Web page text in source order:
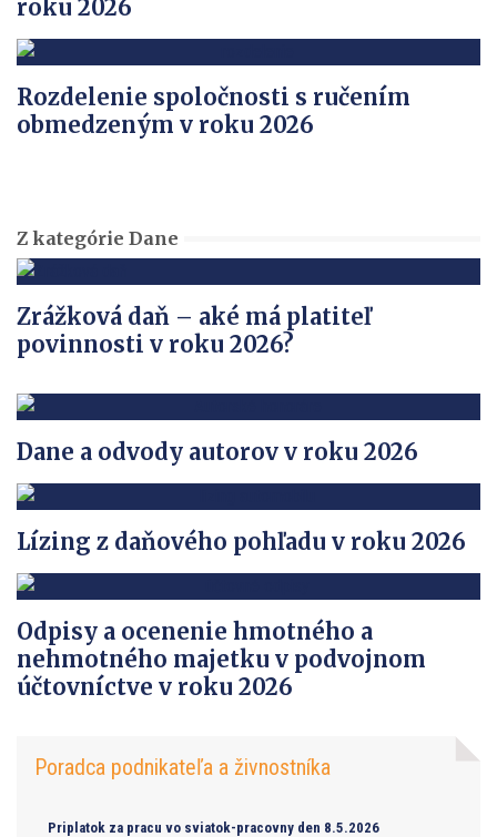
roku 2026
Rozdelenie spoločnosti s ručením
obmedzeným v roku 2026
Z kategórie Dane
Zrážková daň – aké má platiteľ
povinnosti v roku 2026?
Dane a odvody autorov v roku 2026
Lízing z daňového pohľadu v roku 2026
Odpisy a ocenenie hmotného a
nehmotného majetku v podvojnom
účtovníctve v roku 2026
Poradca podnikateľa a živnostníka
Priplatok za pracu vo sviatok-pracovny den 8.5.2026